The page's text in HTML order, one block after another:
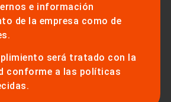
e información
de la empresa como de
será tratado con la
conforme a las políticas